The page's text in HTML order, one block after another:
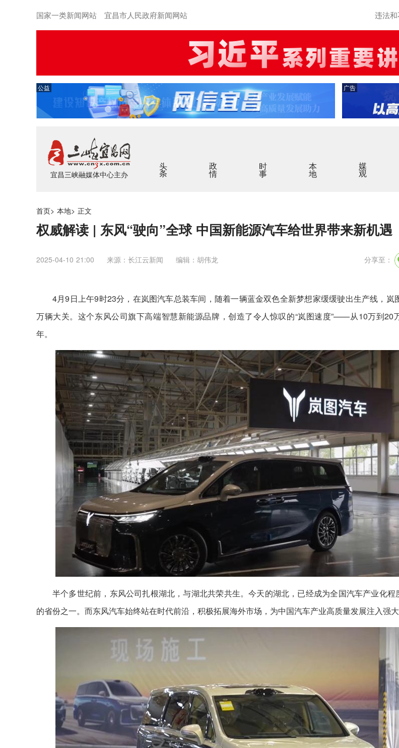
国家一类新闻网站 宜昌市人民政府新闻网站 违法
公益 广告
宜昌三峡融媒体中心主办
头条 政情 时事 本地 媒观
首页> 本地> 正文
权威解读 | 东风“驶向”全球 中国新能源汽车给世界带来新机遇
2025-04-10 21:00 来源：​长江云新闻 编辑：胡伟龙 分享至：
4月9日上午9时23分，在岚图汽车总装车间，随着一辆蓝金双色全新梦想家缓缓驶出生产线，岚
万辆大关。这个东风公司旗下高端智慧新能源品牌，创造了令人惊叹的“岚图速度”——从10万到20
年。
半个多世纪前，东风公司扎根湖北，与湖北共荣共生。今天的湖北，已经成为全国汽车产业化
的省份之一。而东风汽车始终站在时代前沿，积极拓展海外市场，为中国汽车产业高质量发展注入强大